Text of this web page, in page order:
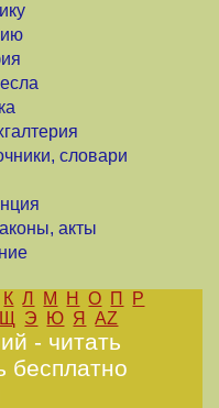
словари
акты
К Л М Н О П
Р
Щ Э Ю Я AZ
- читать
бесплатно